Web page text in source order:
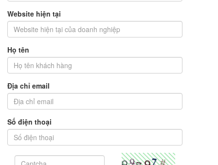
Website hiện tại
Họ tên
Địa chỉ email
Số điện thoại